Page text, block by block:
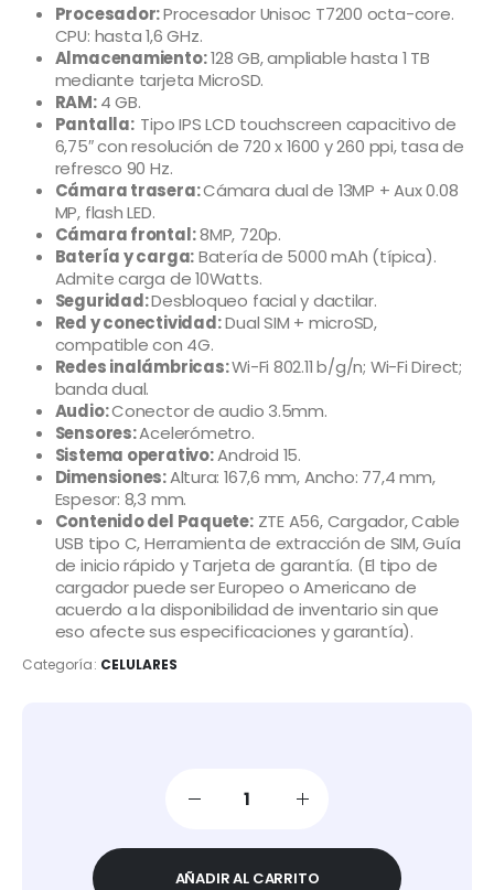
Procesador:Procesador Unisoc T7200 octa-core.
CPU: hasta 1,6 GHz.
Almacenamiento:128 GB, ampliable hasta 1 TB
mediante tarjeta MicroSD.
RAM:4 GB.
Pantalla: Tipo IPS LCD touchscreen capacitivo de
6,75″ con resolución de 720 x 1600 y 260 ppi, tasa de
refresco 90 Hz.
Cámara trasera:Cámara dual de 13MP + Aux 0.08
MP, flash LED.
Cámara frontal:8MP, 720p.
Batería y carga:Batería de 5000 mAh (típica).
Admite carga de 10Watts.
Seguridad:Desbloqueo facial y dactilar.
Red y conectividad:Dual SIM + microSD,
compatible con 4G.
Redes inalámbricas:Wi-Fi 802.11 b/g/n; Wi-Fi Direct;
banda dual.
Audio:Conector de audio 3.5mm.
Sensores:Acelerómetro.
Sistema operativo:Android 15.
Dimensiones:Altura: 167,6 mm, Ancho: 77,4 mm,
Espesor: 8,3 mm.
Contenido del Paquete:ZTE A56, Cargador, Cable
USB tipo C, Herramienta de extracción de SIM, Guía
de inicio rápido y Tarjeta de garantía. (El tipo de
cargador puede ser Europeo o Americano de
acuerdo a la disponibilidad de inventario sin que
eso afecte sus especificaciones y garantía).
Categoría: CELULARES
AÑADIR AL CARRITO